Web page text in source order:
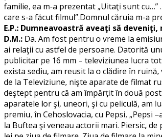
familie, ea m-a prezentat „Uitaţi sunt
care s-a făcut filmul”.Domnul căruia m-a
E.P.: Dumneavoastră aveaţi să
D.M.: Da. Am fost pentru o vreme la
ai relaţii cu astfel de persoane. Datorită
publicitar pe 16 mm – televiziunea lucra
exista sediu, am reusit la o clădire în
de la Televiziune, nişte aparate de filmat
deştept pentru că am împărțit în două
aparatele lor şi, uneori, şi cu peliculă, am
premiu, în Cehoslovacia, cu Pepsi, „Pepsi
la Buftea şi veneau actorii mari. Piersic,